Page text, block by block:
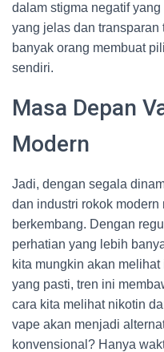
dalam stigma negatif
yang jelas dan transparan
banyak orang membuat
sendiri.
Masa Depan
Modern
Jadi, dengan segala
dan industri rokok
berkembang. Dengan
perhatian yang lebih
kita mungkin akan
yang pasti, tren ini
cara kita melihat nikotin
vape akan menjadi
konvensional? Hanya